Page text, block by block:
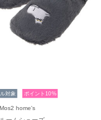
対象 ポイント10%
home's